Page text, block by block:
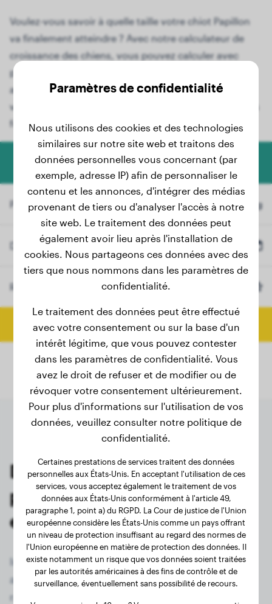
Voulez-vous savoir à quelle taille votre chiot Papillon
va finalement atteindre ? Avec notre calculateur de
croissance des chiens, vous pouvez calculer avec
précision le poids final de la race Papillon. Que vous
ayez actuellement un adorable chiot Papillon ou que
votre jeune chien grandisse, notre outil convivial vous
fournit des informations précieuses.
Calculateur de poids pour chiens
Poids actuel kg
Date de naissance
Race
Calculer le poids final
Dernières pesées des
propriétaires de Papillon
enregistrés
Inscrivez-vous maintenant gratuitement et
accédez à tous les 66 chiens enregistrés de la
race Papillon !
Paramètres de confidentialité
Nous utilisons des cookies et des technologies
similaires sur notre site web et traitons des
données personnelles vous concernant (par
exemple, adresse IP) afin de personnaliser le
contenu et les annonces, d'intégrer des médias
provenant de tiers ou d'analyser l'accès à notre
site web. Le traitement des données peut
également avoir lieu après l'installation de
cookies. Nous partageons ces données avec des
tiers que nous nommons dans les paramètres de
confidentialité.
Le traitement des données peut être effectué
avec votre consentement ou sur la base d'un
intérêt légitime, que vous pouvez contester
dans les paramètres de confidentialité. Vous
avez le droit de refuser et de modifier ou de
révoquer votre consentement ultérieurement.
Pour plus d'informations sur l'utilisation de vos
données, veuillez consulter notre politique de
confidentialité.
Certaines prestations de services traitent des données
personnelles aux États-Unis. En acceptant l'utilisation de ces
services, vous acceptez également le traitement de vos
données aux États-Unis conformément à l'article 49,
paragraphe 1, point a) du RGPD. La Cour de justice de l'Union
européenne considère les États-Unis comme un pays offrant
un niveau de protection insuffisant au regard des normes de
l'Union européenne en matière de protection des données. Il
existe notamment un risque que vos données soient traitées
par les autorités américaines à des fins de contrôle et de
surveillance, éventuellement sans possibilité de recours.